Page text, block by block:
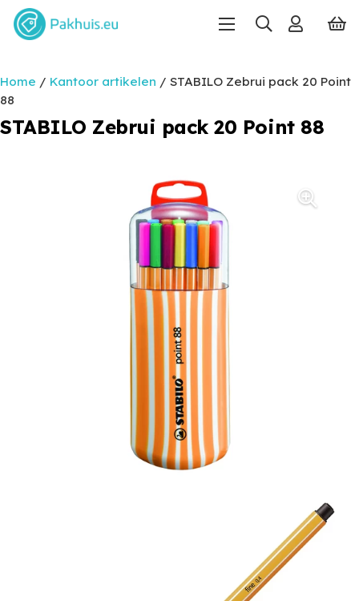
Home / Kantoor artikelen / STABILO Zebrui pack 20 Point
88
STABILO Zebrui pack 20 Point 88